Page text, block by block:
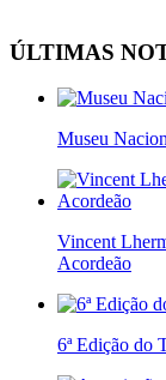
ÚLTIMAS
Museu
Vincent
Acordeão
6ª Edição do